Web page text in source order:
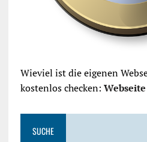
Wieviel ist die eigenen
kostenlos checken:
SUCHE